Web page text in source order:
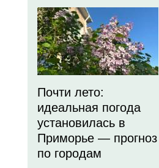
Почти лето:
идеальная погода
установилась в
Приморье — прогноз
по городам